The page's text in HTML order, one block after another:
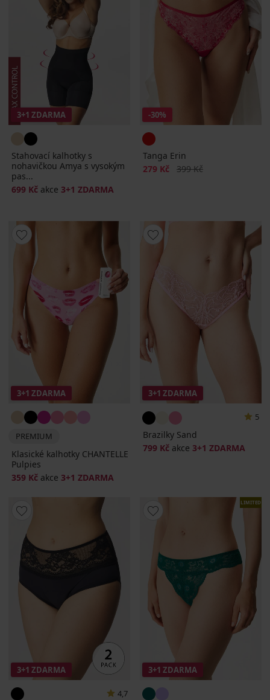
3+1 ZDARMA
Stahovací kalhotky s
nohavičkou Amya s vysokým
pas...
699 Kč akce 3+1 ZDARMA
-30%
Tanga Erin
Sleva
279 Kč Původní cena
399 Kč
3+1 ZDARMA
PREMIUM
Klasické kalhotky CHANTELLE
Pulpies
359 Kč akce 3+1 ZDARMA
3+1 ZDARMA
5
Brazilky Sand
799 Kč akce 3+1 ZDARMA
3+1 ZDARMA
4,7
LIMITED
3+1 ZDARMA